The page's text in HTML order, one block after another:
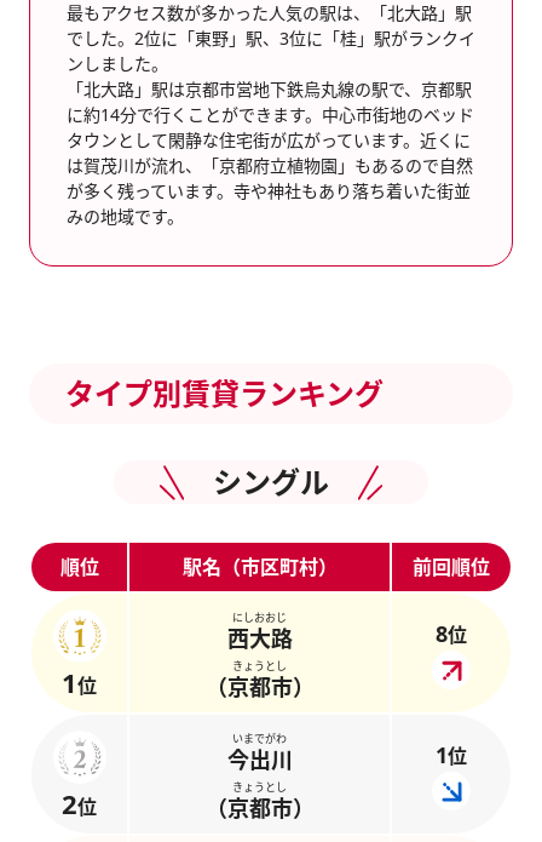
最もアクセス数が多かった人気の駅は、「北大路」駅
でした。2位に「東野」駅、3位に「桂」駅がランクイ
ンしました。
「北大路」駅は京都市営地下鉄烏丸線の駅で、京都駅
に約14分で行くことができます。中心市街地のベッド
タウンとして閑静な住宅街が広がっています。近くに
は賀茂川が流れ、「京都府立植物園」もあるので自然
が多く残っています。寺や神社もあり落ち着いた街並
みの地域です。
タイプ別賃貸ランキング
シングル
順位 駅名（市区町村） 前回順位
1位
にしおおじ
西大路
きょうとし
（京都市）
8位
2位
いまでがわ
今出川
きょうとし
（京都市）
1位